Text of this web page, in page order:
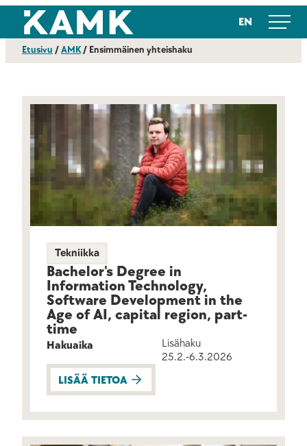
Siirry
suoraan
sisältöön
Kajaanin ammattikorkeakoulu EN
Etusivu /AMK/ Ensimmäinen yhteishaku
Tekniikka
Bachelor's Degree in
Information Technology,
Software Development in the
Age of AI, capital region, part-
time
Hakuaika
Lisähaku
25.2.-6.3.2026
LISÄÄ TIETOA